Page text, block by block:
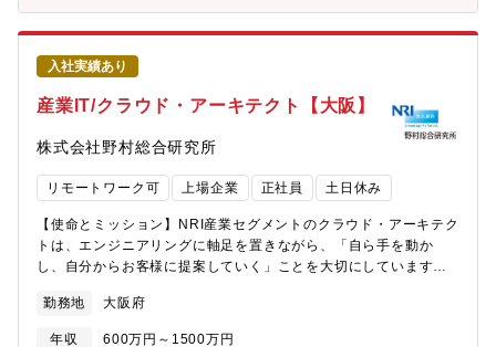
析【業務のやりがい・身につくスキル、技術優位性、製品の強
み・魅力】・全世界の車両に広く採用されている為、自身の開発
した製品が交通事故およびその死傷者の低減に貢献している実感
が持てます。・最前線での競争に参画することで、業界最新の技
術を身に着けることができます。・センシング部署と一体となっ
て開発するため、アプリケーションの知識に加えて、認識技術に
関する知識も身につきます・国内外の拠点を活用したグローバル
な事業を牽引することができます。【職場情報 ①組織ミッション
と今後の方向性】J-QuAD DYNAMICSは自動運転、先進安全運転
支援、自動駐車、車両運動制御の4領域での開発経験を生かし、ア
プリケーション仕様策定から実車評価まで、ソフトウェア開発を
全てのフェーズに対応しています。その中で先進安全技術2部で
は、先進安全システムにおける予防安全アプリケーションの設計
ん、AIによるクルマの知能化により予防安全技術を強化する取組
入社実績あり
産業IT/クラウド・アーキテクト【大阪】
株式会社野村総合研究所
リモートワーク可 上場企業 正社員 土日休み
【使命とミッション】NRI産業セグメントのクラウド・アーキテク
トは、エンジニアリングに軸足を置きながら、「自ら手を動か
し、自分からお客様に提案していく」ことを大切にしています。
様のビジネス変革にどう生かすか、という視点を持って業務に携
わっています。社内には様々な業界や高度な技術に精通したメン
勤務地 大阪府
年収 600万円～1500万円